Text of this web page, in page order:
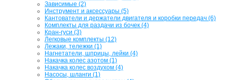
Зависимые (2)
Инструмент и аксессуары (5)
Кантователи и держатели двигателя и коробки передач (6)
Комплекты для раздачи из бочек (4)
Кран-гуси (3)
Легковые комплекты (12)
Лежаки, тележки (1)
Нагнетатели, шприцы, лейки (4)
Накачка колес азотом (1)
Накачка колес воздухом (4)
Насосы, шланги (1)